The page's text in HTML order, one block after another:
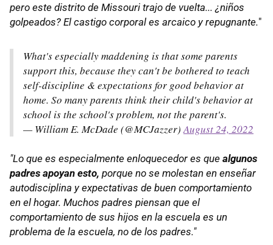
pero este distrito de Missouri trajo de vuelta... ¿niños
golpeados? El castigo corporal es arcaico y repugnante."
What's especially maddening is that some parents
support this, because they can't be bothered to teach
self-discipline & expectations for good behavior at
home. So many parents think their child's behavior at
school is the school's problem, not the parent's.
— William E. McDade (@MCJazzer)August 24, 2022
"Lo que es especialmente enloquecedor es que algunos
padres apoyan esto, porque no se molestan en enseñar
autodisciplina y expectativas de buen comportamiento
en el hogar. Muchos padres piensan que el
comportamiento de sus hijos en la escuela es un
problema de la escuela, no de los padres."